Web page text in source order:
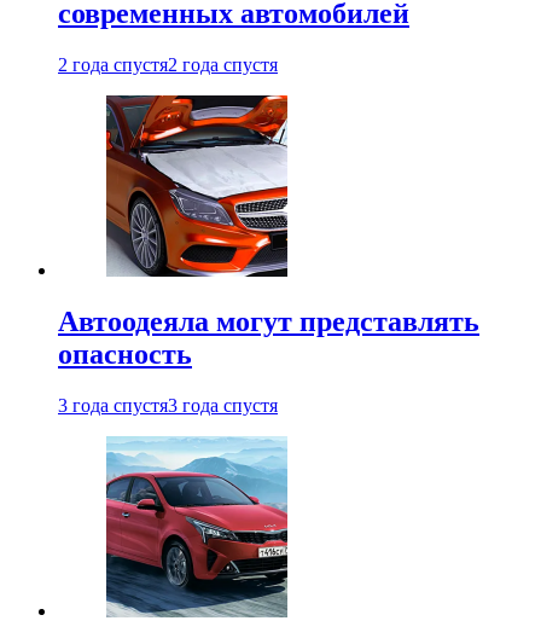
современных автомобилей
2 года спустя2 года спустя
Автоодеяла могут представлять
опасность
3 года спустя3 года спустя